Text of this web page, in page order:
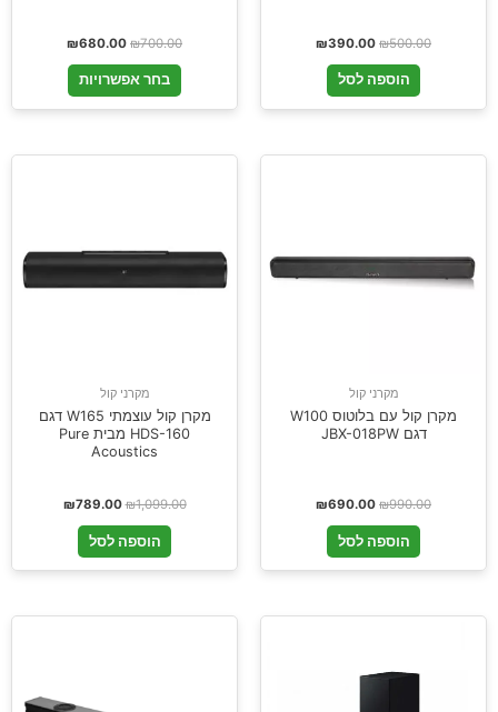
₪500.00
₪390.00
הוספה לסל
₪700.00
₪680.00
בחר אפשרויות
מקרני קול
מקרן קול עם בלוטוס W100
דגם JBX-018PW
₪990.00
₪690.00
הוספה לסל
מקרני קול
מקרן קול עוצמתי W165 דגם
HDS-160 מבית Pure
Acoustics
₪1,099.00
₪789.00
הוספה לסל